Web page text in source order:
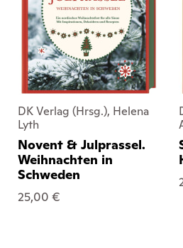
DK Verlag (Hrsg.), Helena
Lyth
Novent & Julprassel.
Weihnachten in
Schweden
25,00 €